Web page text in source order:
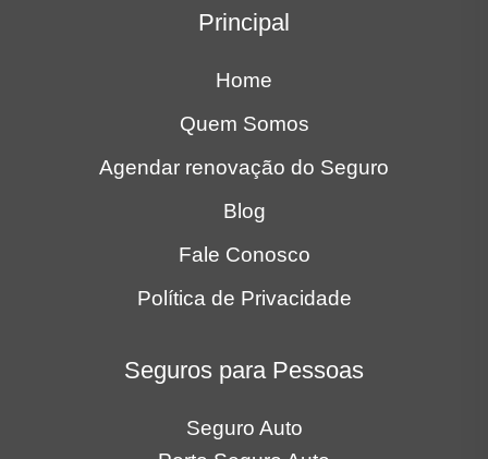
Principal
Home
Quem Somos
Agendar renovação do Seguro
Blog
Fale Conosco
Política de Privacidade
Seguros para Pessoas
Seguro Auto